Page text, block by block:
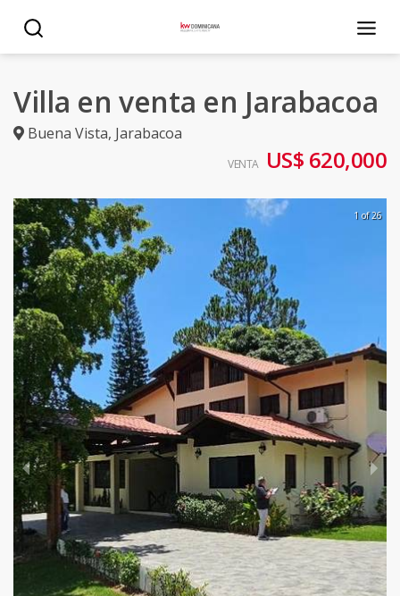
Villa en venta en Jarabacoa
Buena Vista, Jarabacoa
VENTA US$ 620,000
1 of 26